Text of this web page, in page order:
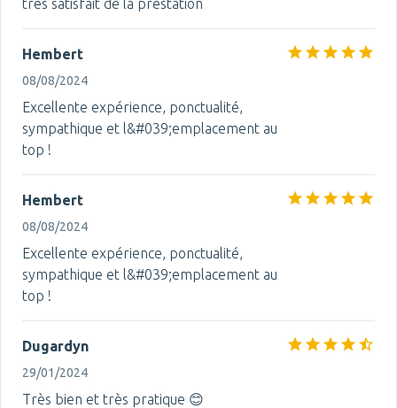
tres satisfait de la prestation
Hembert
08/08/2024
Excellente expérience, ponctualité,
sympathique et l&#039;emplacement au
top !
Hembert
08/08/2024
Excellente expérience, ponctualité,
sympathique et l&#039;emplacement au
top !
Dugardyn
29/01/2024
Très bien et très pratique 😊